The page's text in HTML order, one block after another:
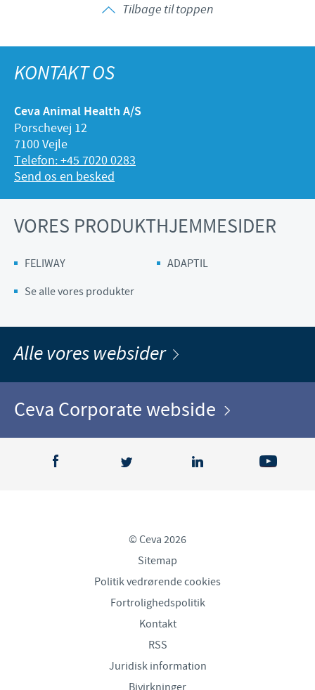
Tilbage til toppen
KONTAKT OS
Ceva Animal Health A/S
Porschevej 12
7100 Vejle
Telefon: +45 7020 0283
Send os en besked
VORES PRODUKTHJEMMESIDER
FELIWAY
ADAPTIL
Se alle vores produkter
Alle vores websider
Ceva Corporate webside
© Ceva 2026
Sitemap
Politik vedrørende cookies
Fortrolighedspolitik
Kontakt
RSS
Juridisk information
Bivirkninger